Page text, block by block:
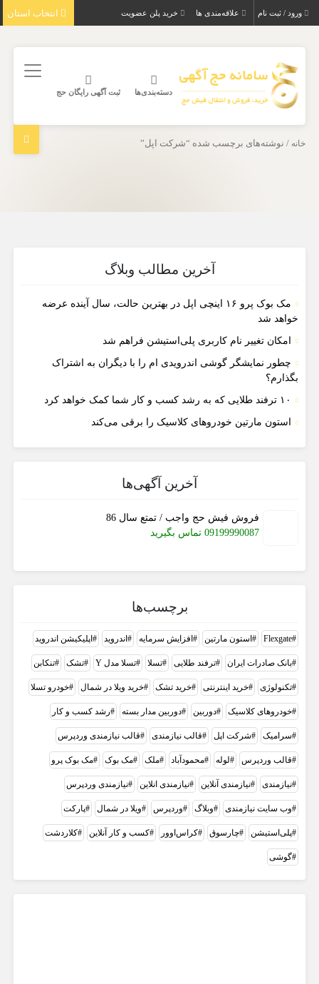
ورود / ثبت نام علاقه‌مندی ها خرید پلن عضویت
دسته‌بندی‌ها ثبت آگهی رایگان حج
خانه / نوشته‌های برچسب شده “شرکت اپل”
آخرین مطالب وبلاگ
مک بوک پرو ۱۶ اینچی اپل در بهترین حالت، سال آینده عرضه
خواهد شد
امکان تغییر نام کاربری پلی‌استیشن فراهم شد
چطور نمایشگر گوشی اندرویدی ام را با دیگران به اشتراک
بگذارم؟
۱۰ ترفند طلایی که به رشد کسب و کار شما کمک خواهد کرد
استون مارتین خودروهای کلاسیک را برقی می‌کند
آخرین آگهی‌ها
فروش فیش حج واجب / تمتع سال 86
09199990087 تماس بگیرید
برچسب‌ها
Flexgate استون مارتین افزایش سرمایه اندروید اپلیکیشن اندروید
بانک صادرات ایران ترفند طلایی تسلا تسلا مدل Y تشک تنکابن
تکنولوژی خرید اینترنتی خرید تشک خرید ویلا در شمال خودرو تسلا
خودروهای کلاسیک دوربین دوربین مدار بسته رشد کسب و کار
سرامیک شرکت اپل قالب نیازمندی قالب نیازمندی وردپرس
قالب وردپرس لوله محمودآباد ملک مک بوک مک بوک پرو
نیازمندی نیازمندی آنلاین نیازمندی انلاین نیازمندی وردپرس
وب سایت نیازمندی وبلاگ وردپرس ویلا در شمال پارکت
پلی‌استیشن چارسوق کراس‌اوور کسب و کار آنلاین کلاردشت
گوشی